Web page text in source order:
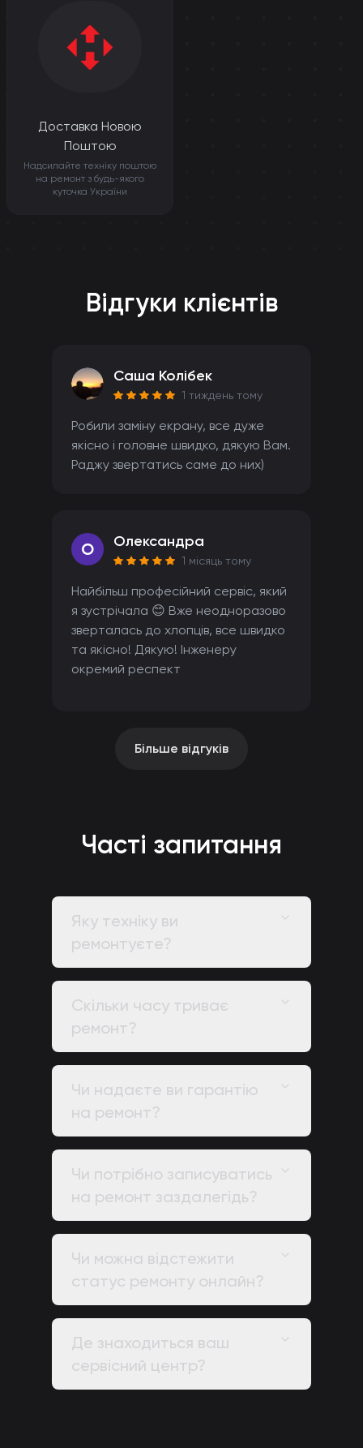
Доставка Новою
Поштою
Надсилайте техніку поштою
на ремонт з будь-якого
куточка України
Відгуки клієнтів
Саша Колібек
1 тиждень тому
Робили заміну екрану, все дуже
якісно і головне швидко, дякую Вам.
Раджу звертатись саме до них)
O Олександра
1 місяць тому
Найбільш професійний сервіс, який
я зустрічала 😊 Вже неодноразово
зверталась до хлопців, все швидко
та якісно! Дякую! Інженеру
окремий респект
Більше відгуків
Часті запитання
Яку техніку ви
ремонтуєте?
Скільки часу триває
ремонт?
Чи надаєте ви гарантію
на ремонт?
Чи потрібно записуватись
на ремонт заздалегідь?
Чи можна відстежити
статус ремонту онлайн?
Де знаходиться ваш
сервісний центр?